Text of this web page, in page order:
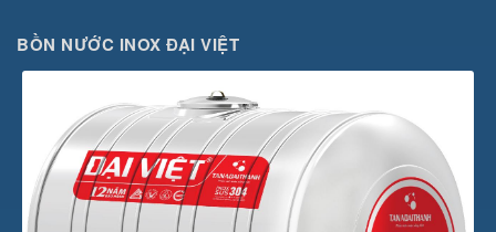
BỒN NƯỚC INOX ĐẠI VIỆT